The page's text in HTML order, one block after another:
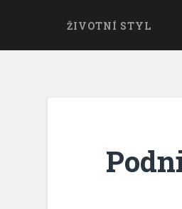
ŽIVOTNÍ STYL